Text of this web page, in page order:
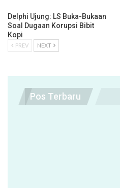
Delphi Ujung: LS Buka-Bukaan
Soal Dugaan Korupsi Bibit
Kopi
PREV NEXT
Pos Terbaru